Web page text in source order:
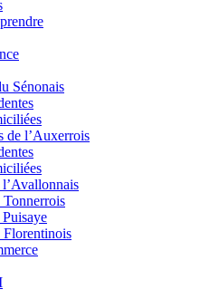
Sénonais
de l’Auxerrois
l’Avallonnais
Tonnerrois
Florentinois